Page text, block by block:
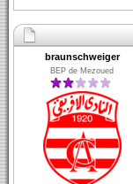
braunschweiger
BEP de Mezoued